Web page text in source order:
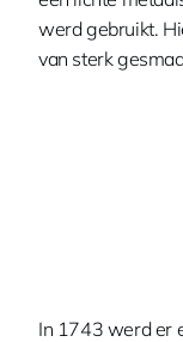
werd gebruikt.
van sterk
In 1743 werd er